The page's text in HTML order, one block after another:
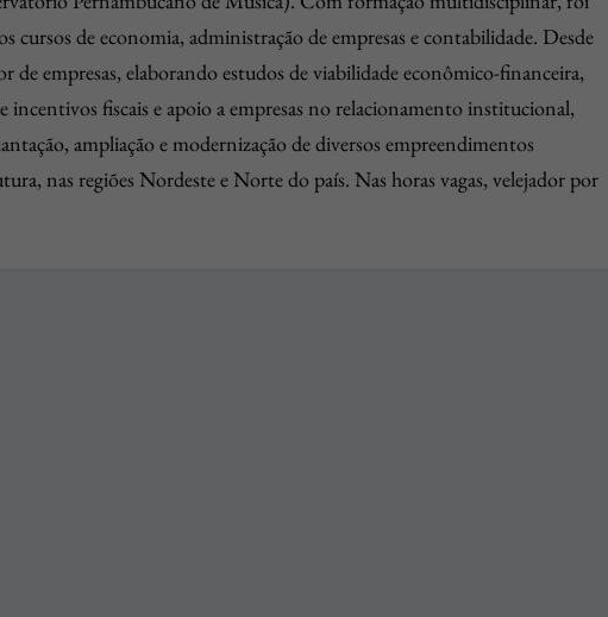
cursos de economia, administração de empresas e contabilidade. Desde
de empresas, elaborando estudos de viabilidade econômico-financeira,
incentivos fiscais e apoio a empresas no relacionamento institucional,
ampliação e modernização de diversos empreendimentos
nas regiões Nordeste e Norte do país. Nas horas vagas, velejador por